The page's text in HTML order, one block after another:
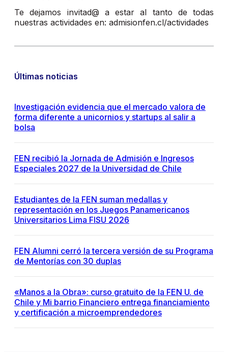
Te dejamos invitad@ a estar al tanto de todas
nuestras actividades en: admisionfen.cl/actividades
Últimas noticias
Investigación evidencia que el mercado valora de
forma diferente a unicornios y startups al salir a
bolsa
FEN recibió la Jornada de Admisión e Ingresos
Especiales 2027 de la Universidad de Chile
Estudiantes de la FEN suman medallas y
representación en los Juegos Panamericanos
Universitarios Lima FISU 2026
FEN Alumni cerró la tercera versión de su Programa
de Mentorías con 30 duplas
«Manos a la Obra»: curso gratuito de la FEN U. de
Chile y Mi barrio Financiero entrega financiamiento
y certificación a microemprendedores